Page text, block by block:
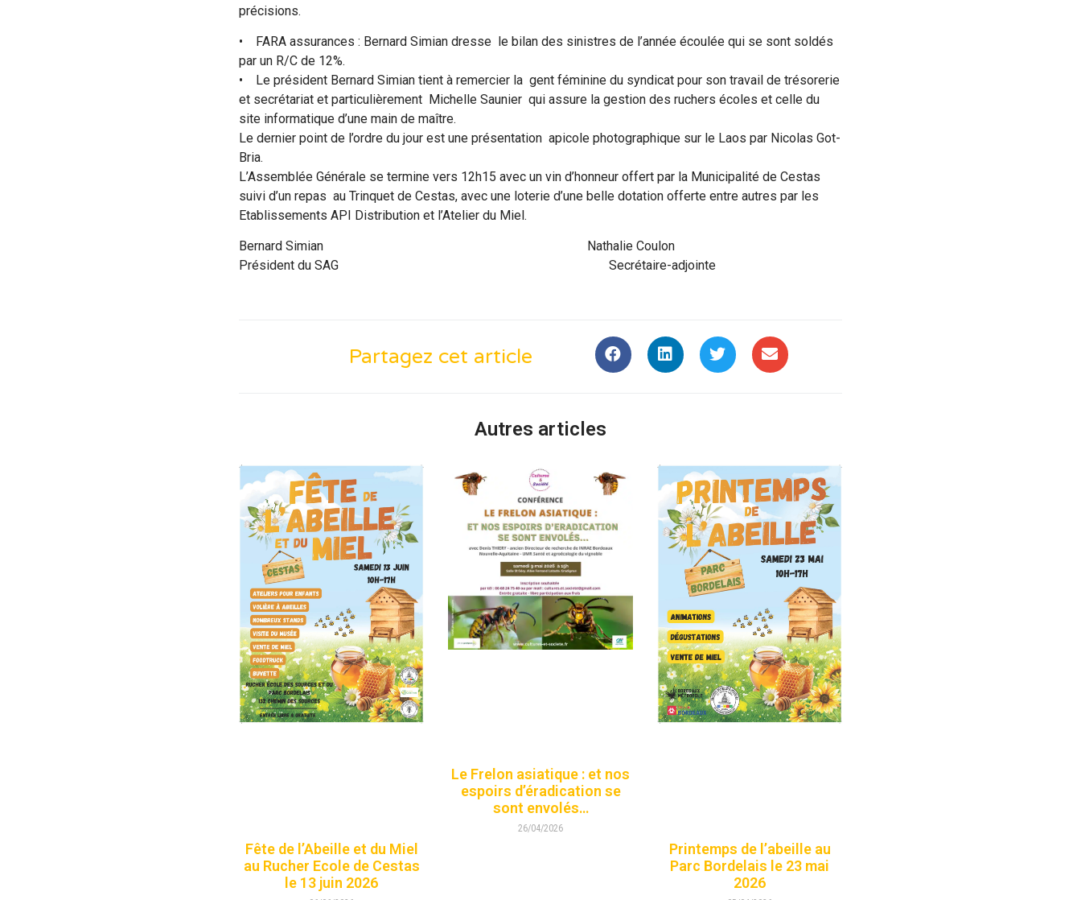
précisions.
• FARA assurances : Bernard Simian dresse le bilan des sinistres de l’année écoulée qui se sont soldés
par un R/C de 12%.
• Le président Bernard Simian tient à remercier la gent féminine du syndicat pour son travail de trésorerie
et secrétariat et particulièrement Michelle Saunier qui assure la gestion des ruchers écoles et celle du
site informatique d’une main de maître.
Le dernier point de l’ordre du jour est une présentation apicole photographique sur le Laos par Nicolas Got-
Bria.
L’Assemblée Générale se termine vers 12h15 avec un vin d’honneur offert par la Municipalité de Cestas
suivi d’un repas au Trinquet de Cestas, avec une loterie d’une belle dotation offerte entre autres par les
Etablissements API Distribution et l’Atelier du Miel.
Bernard Simian Nathalie Coulon
Président du SAG Secrétaire-adjointe
Partagez cet article
Autres articles
Fête de l’Abeille et du Miel
au Rucher Ecole de Cestas
le 13 juin 2026
Le Frelon asiatique : et nos
espoirs d’éradication se
sont envolés…
26/04/2026
Printemps de l’abeille au
Parc Bordelais le 23 mai
2026